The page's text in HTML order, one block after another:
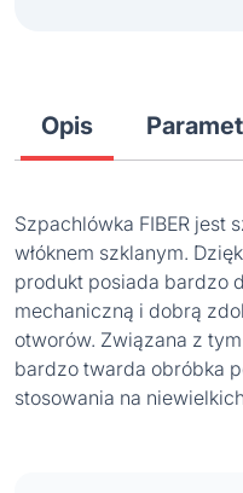
Opis
Szpachlówka FIBER jest
włóknem szklanym.
produkt posiada bardzo
mechaniczną i dobrą
otworów. Związana z
bardzo twarda obróbka
stosowania na